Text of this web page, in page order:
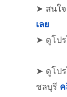
➤ สนใ
เลย
➤ ดูโป
➤ ดูโป
ชลบุรี ค